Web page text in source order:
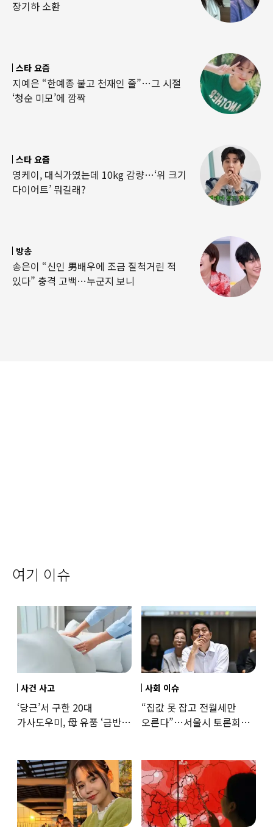
장기하 소환
스타 요즘
지예은 “한예종 붙고 천재인 줄”…그 시절
‘청순 미모’에 깜짝
스타 요즘
영케이, 대식가였는데 10kg 감량…‘위 크기
다이어트’ 뭐길래?
방송
송은이 “신인 男배우에 조금 질척거린 적
있다” 충격 고백…누군지 보니
여기 이슈
사건 사고
‘당근’서 구한 20대
가사도우미, 母 유품 ‘금반지
사회 이슈
“집값 못 잡고 전월세만
오른다”…서울시 토론회서